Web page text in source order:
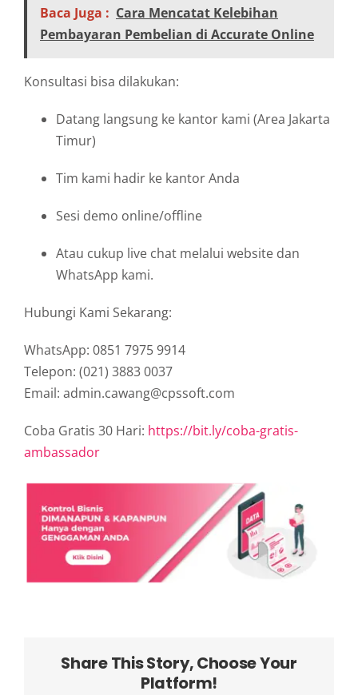
Baca Juga : Cara Mencatat Kelebihan
Pembayaran Pembelian di Accurate Online
Konsultasi bisa dilakukan:
Datang langsung ke kantor kami (Area Jakarta
Timur)
Tim kami hadir ke kantor Anda
Sesi demo online/offline
Atau cukup live chat melalui website dan
WhatsApp kami.
Hubungi Kami Sekarang:
WhatsApp: 0851 7975 9914
Telepon: (021) 3883 0037
Email: admin.cawang@cpssoft.com
Coba Gratis 30 Hari: https://bit.ly/coba-gratis-
ambassador
Share This Story, Choose Your
Platform!